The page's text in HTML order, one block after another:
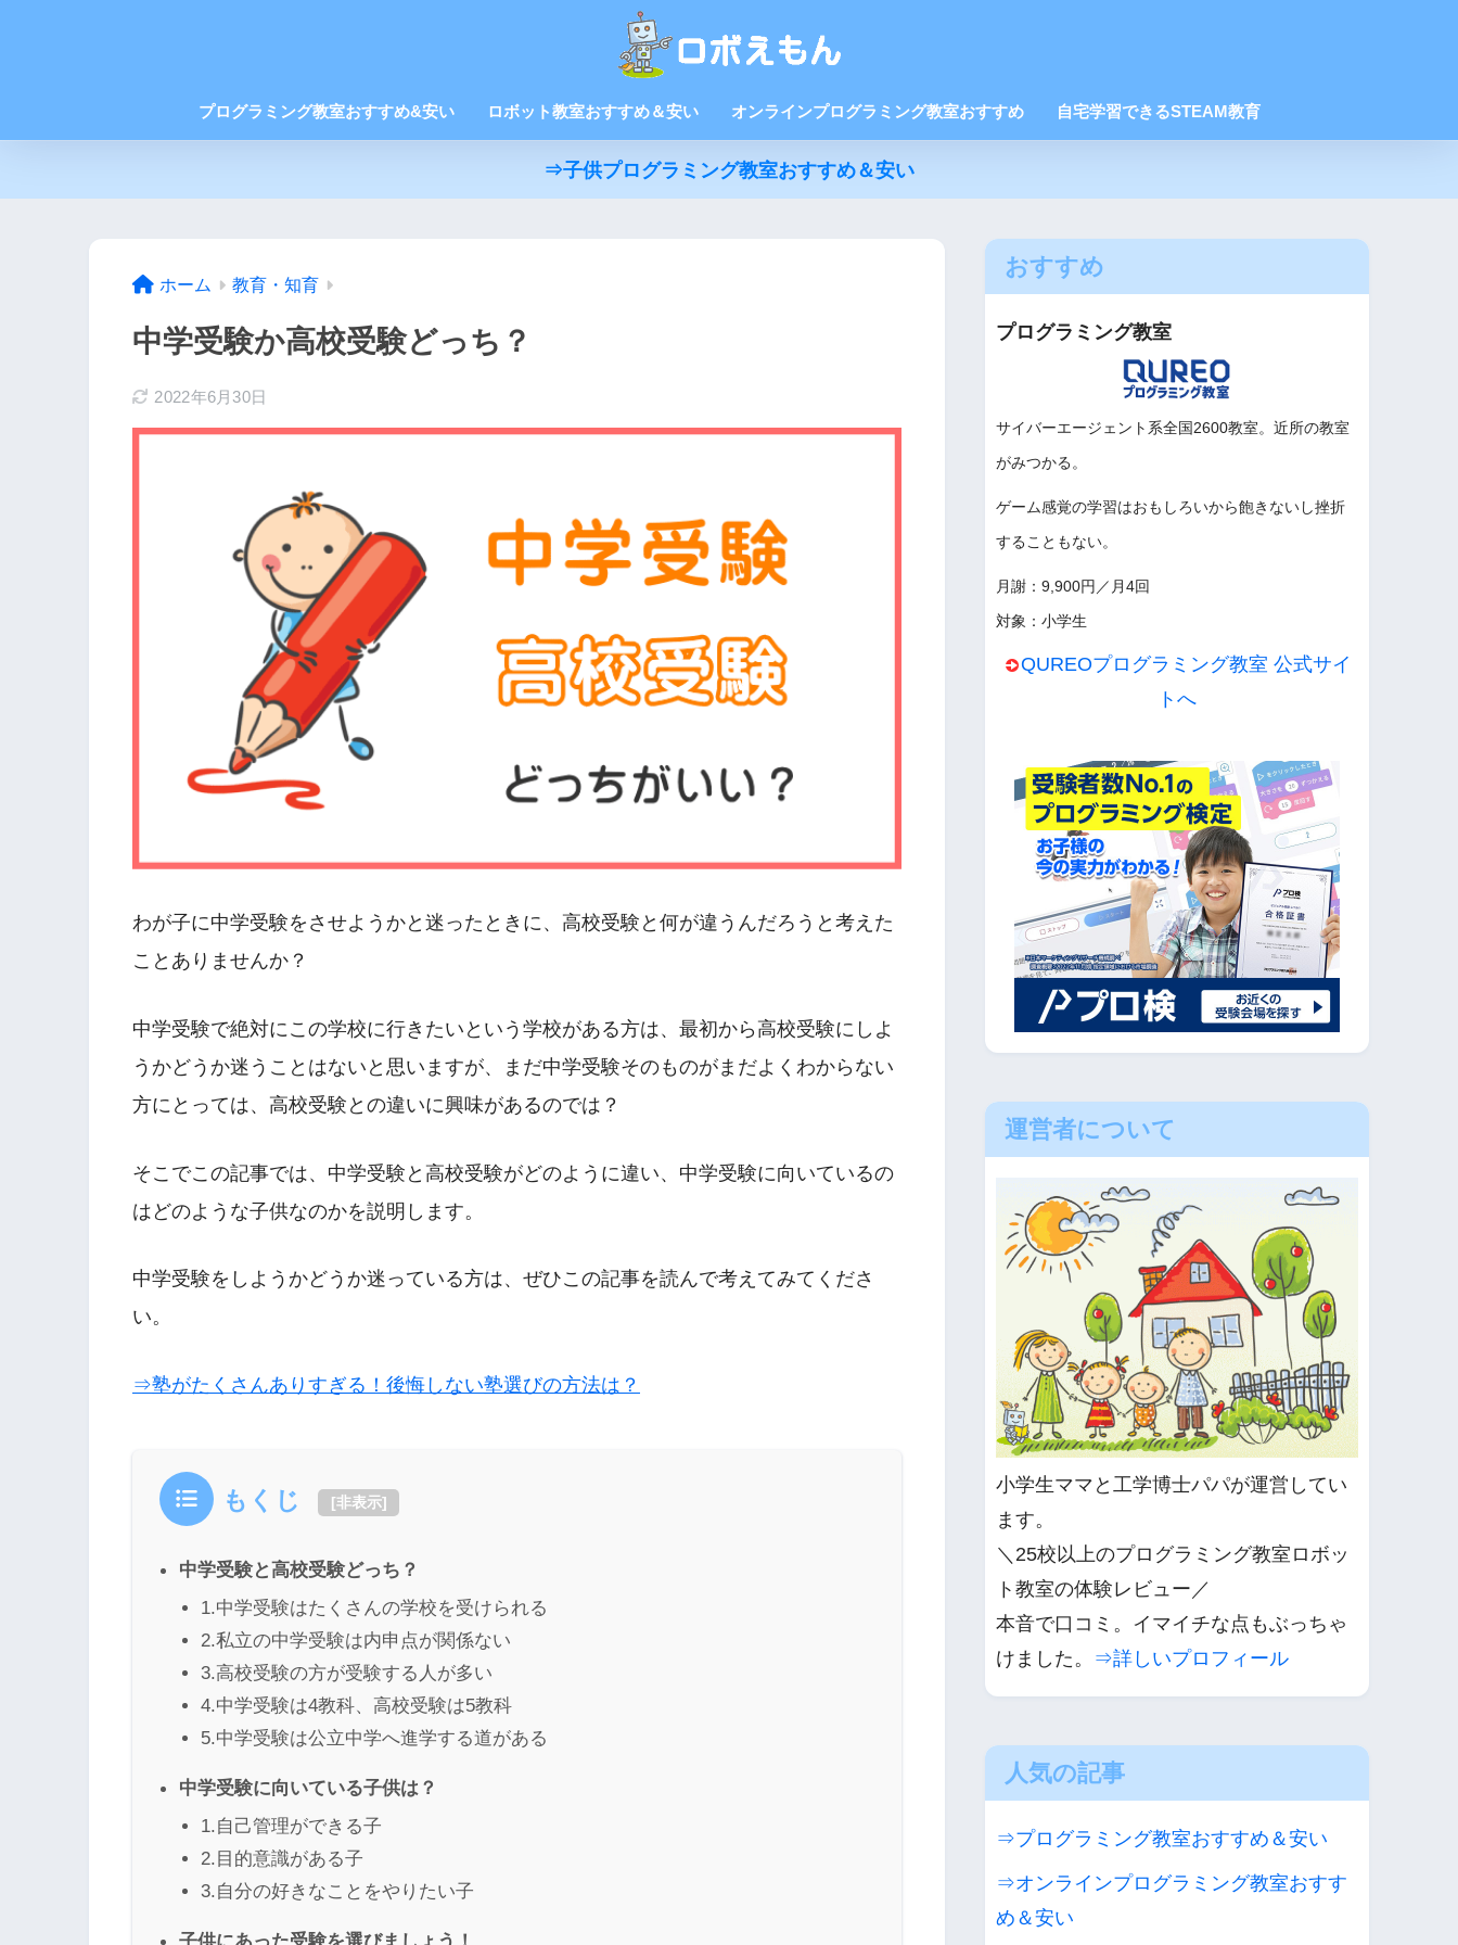
プログラミング教室おすすめ&安い ロボット教室おすすめ＆安い オンラインプログラミング教室おすすめ 自宅学習できるSTEAM教育
⇒子供プログラミング教室おすすめ＆安い
ホーム 教育・知育
中学受験か高校受験どっち？
2022年6月30日
わが子に中学受験をさせようかと迷ったときに、高校受験と何が違うんだろうと考えた
ことありませんか？
中学受験で絶対にこの学校に行きたいという学校がある方は、最初から高校受験にしよ
うかどうか迷うことはないと思いますが、まだ中学受験そのものがまだよくわからない
方にとっては、高校受験との違いに興味があるのでは？
そこでこの記事では、中学受験と高校受験がどのように違い、中学受験に向いているの
はどのような子供なのかを説明します。
中学受験をしようかどうか迷っている方は、ぜひこの記事を読んで考えてみてくださ
い。
⇒塾がたくさんありすぎる！後悔しない塾選びの方法は？
もくじ [非表示]
中学受験と高校受験どっち？
1.中学受験はたくさんの学校を受けられる
2.私立の中学受験は内申点が関係ない
3.高校受験の方が受験する人が多い
4.中学受験は4教科、高校受験は5教科
5.中学受験は公立中学へ進学する道がある
中学受験に向いている子供は？
1.自己管理ができる子
2.目的意識がある子
3.自分の好きなことをやりたい子
子供にあった受験を選びましょう！
おすすめ
プログラミング教室
サイバーエージェント系全国2600教室。近所の教室
がみつかる。
ゲーム感覚の学習はおもしろいから飽きないし挫折
することもない。
月謝：9,900円／月4回
対象：小学生
QUREOプログラミング教室 公式サイ
トへ
運営者について
小学生ママと工学博士パパが運営してい
ます。
＼25校以上のプログラミング教室ロボッ
ト教室の体験レビュー／
本音で口コミ。イマイチな点もぶっちゃ
けました。 ⇒詳しいプロフィール
人気の記事
⇒プログラミング教室おすすめ＆安い
⇒オンラインプログラミング教室おすす
め＆安い